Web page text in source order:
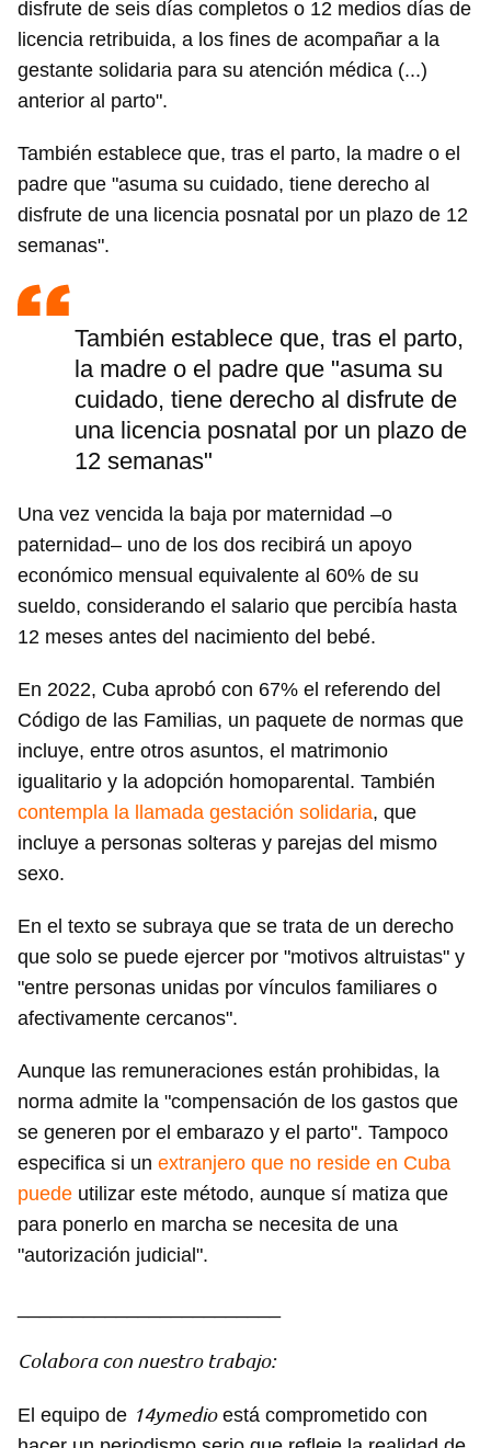
disfrute de seis días completos o 12 medios días de
licencia retribuida, a los fines de acompañar a la
gestante solidaria para su atención médica (...)
anterior al parto".
También establece que, tras el parto, la madre o el
padre que "asuma su cuidado, tiene derecho al
disfrute de una licencia posnatal por un plazo de 12
semanas".
También establece que, tras el parto,
la madre o el padre que "asuma su
cuidado, tiene derecho al disfrute de
una licencia posnatal por un plazo de
12 semanas"
Una vez vencida la baja por maternidad –o
paternidad– uno de los dos recibirá un apoyo
económico mensual equivalente al 60% de su
sueldo, considerando el salario que percibía hasta
12 meses antes del nacimiento del bebé.
En 2022, Cuba aprobó con 67% el referendo del
Código de las Familias, un paquete de normas que
incluye, entre otros asuntos, el matrimonio
igualitario y la adopción homoparental. También
contempla la llamada gestación solidaria, que
incluye a personas solteras y parejas del mismo
sexo.
En el texto se subraya que se trata de un derecho
que solo se puede ejercer por "motivos altruistas" y
"entre personas unidas por vínculos familiares o
afectivamente cercanos".
Aunque las remuneraciones están prohibidas, la
norma admite la "compensación de los gastos que
se generen por el embarazo y el parto". Tampoco
especifica si un extranjero que no reside en Cuba
puede utilizar este método, aunque sí matiza que
para ponerlo en marcha se necesita de una
"autorización judicial".
Colabora con nuestro trabajo:
El equipo de 14ymedioestá comprometido con